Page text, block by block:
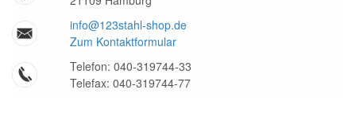
info@123stahl-shop.de
Zum Kontaktformular
Telefon: 040-319744-33
Telefax: 040-319744-77